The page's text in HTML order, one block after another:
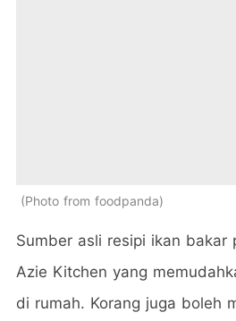
Photo from foodpanda
Sumber asli resipi ikan bakar
Azie Kitchen yang
di rumah. Korang juga boleh